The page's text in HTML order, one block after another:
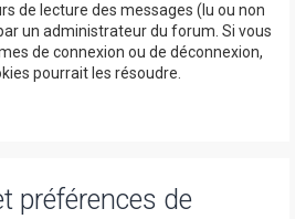
de lecture des messages (lu ou non
un administrateur du forum. Si vous
de connexion ou de déconnexion,
pourrait les résoudre.
préférences de